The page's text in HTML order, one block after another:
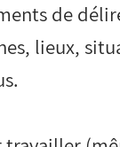
de
lieux,